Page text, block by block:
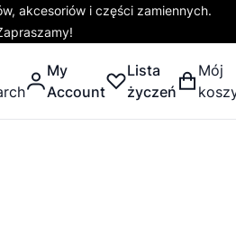
akcesoriów i części zamiennych.
My
Account
Lista
życzeń
Mój